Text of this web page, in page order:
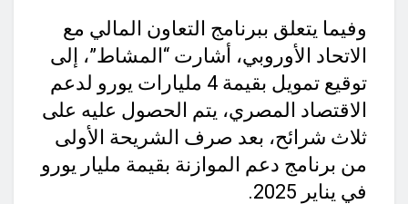
وفيما يتعلق ببرنامج التعاون المالي مع
الاتحاد الأوروبي، أشارت “المشاط”، إلى
توقيع تمويل بقيمة 4 مليارات يورو لدعم
الاقتصاد المصري، يتم الحصول عليه على
ثلاث شرائح، بعد صرف الشريحة الأولى
من برنامج دعم الموازنة بقيمة مليار يورو
في يناير 2025.